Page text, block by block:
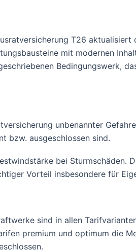
T26
mit modernen
Bedingungswerk,
unbenannter
bzw. ausgeschlossen sind.
bei Sturmschäden.
Vorteil insbesondere für
sind in allen
premium und optimum die